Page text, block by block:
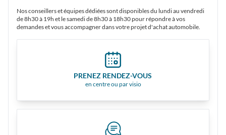
Nos conseillers et équipes dédiées sont disponibles du lundi au vendredi
de 8h30 à 19h et le samedi de 8h30 à 18h30 pour répondre à vos
demandes et vous accompagner dans votre projet d'achat automobile.
PRENEZ RENDEZ-VOUS
en centre ou par visio